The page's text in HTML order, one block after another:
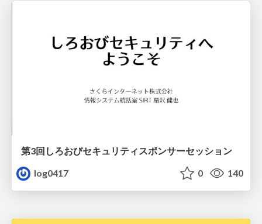
第3回しろおびセキュリティスポンサーセッション
log0417
0 140